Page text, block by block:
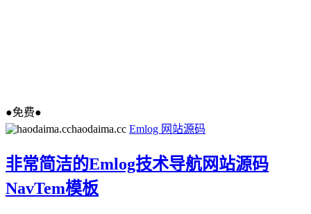
●免费●
haodaima.cc Emlog 网站源码
非常简洁的Emlog技术导航网站源码
NavTem模板